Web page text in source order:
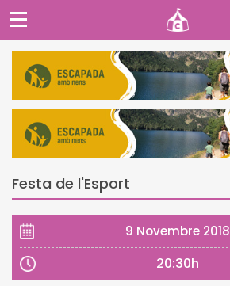
Festa de l'Esport
9 Novembre 2018
20:30h